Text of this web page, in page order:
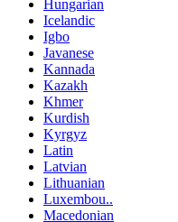
Hungarian
Icelandic
Igbo
Javanese
Kannada
Kazakh
Khmer
Kurdish
Kyrgyz
Latin
Latvian
Lithuanian
Luxembou..
Macedonian